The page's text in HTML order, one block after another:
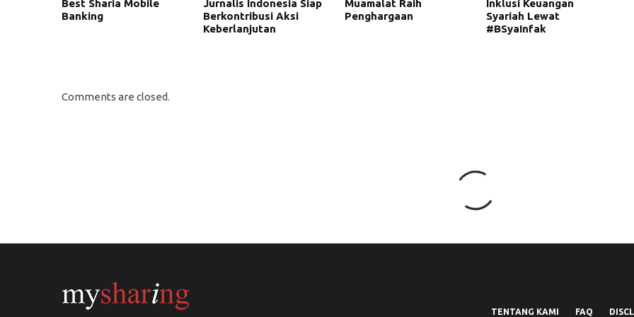
Best Sharia Mobile
Banking
Jurnalis Indonesia Siap
Berkontribusi Aksi
Keberlanjutan
Muamalat Raih
Penghargaan
Inklusi Keuangan
Syariah Lewat
#BSyaInfak
Comments are closed.
TENTANG KAMI FAQ